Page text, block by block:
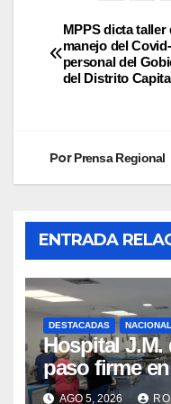
MPPS dicta taller
manejo del
personal del
del Distrito
PorPrensa Regional
ENTRADA
DESTACADAS
Hospital J.M.
paso firme
tras los
AGO 5, 2026